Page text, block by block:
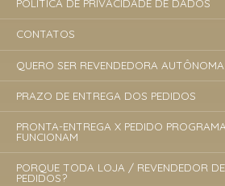
POLÍTICA DE PRIVACIDADE DE DADOS
CONTATOS
QUERO SER REVENDEDORA AUTÔNOMA
PRAZO DE ENTREGA DOS PEDIDOS
PRONTA-ENTREGA X PEDIDO
FUNCIONAM
PORQUE TODA LOJA / REVENDEDOR
PEDIDOS?